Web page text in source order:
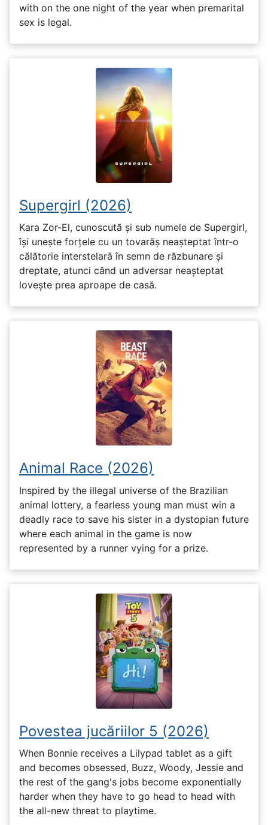
with on the one night of the year when premarital
sex is legal.
Supergirl (2026)
Kara Zor-El, cunoscută și sub numele de Supergirl,
își unește forțele cu un tovarăș neașteptat într-o
călătorie interstelară în semn de răzbunare și
dreptate, atunci când un adversar neașteptat
lovește prea aproape de casă.
Animal Race (2026)
Inspired by the illegal universe of the Brazilian
animal lottery, a fearless young man must win a
deadly race to save his sister in a dystopian future
where each animal in the game is now
represented by a runner vying for a prize.
Povestea jucăriilor 5 (2026)
When Bonnie receives a Lilypad tablet as a gift
and becomes obsessed, Buzz, Woody, Jessie and
the rest of the gang's jobs become exponentially
harder when they have to go head to head with
the all-new threat to playtime.